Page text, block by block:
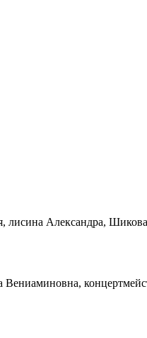
лисина Александра,